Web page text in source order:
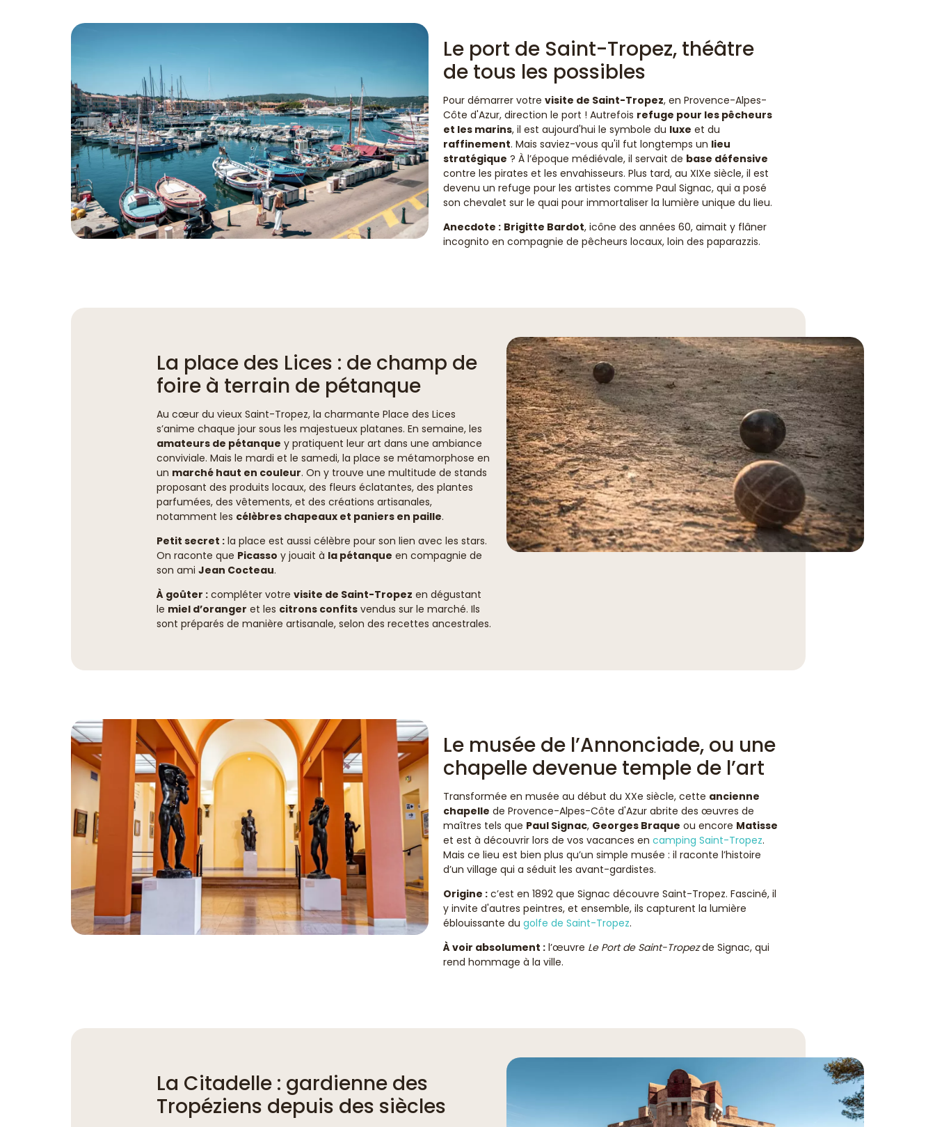
Le port de Saint-Tropez, théâtre
de tous les possibles
Pour démarrer votre visite de Saint-Tropez, en Provence-Alpes-
Côte d'Azur, direction le port ! Autrefois refuge pour les pêcheurs
et les marins, il est aujourd'hui le symbole du luxe et du
raffinement. Mais saviez-vous qu'il fut longtemps un lieu
stratégique ? À l’époque médiévale, il servait de base défensive
contre les pirates et les envahisseurs. Plus tard, au XIXe siècle, il est
devenu un refuge pour les artistes comme Paul Signac, qui a posé
son chevalet sur le quai pour immortaliser la lumière unique du lieu.
Anecdote : Brigitte Bardot, icône des années 60, aimait y flâner
incognito en compagnie de pêcheurs locaux, loin des paparazzis.
La place des Lices : de champ de
foire à terrain de pétanque
Au cœur du vieux Saint-Tropez, la charmante Place des Lices
s’anime chaque jour sous les majestueux platanes. En semaine, les
amateurs de pétanque y pratiquent leur art dans une ambiance
conviviale. Mais le mardi et le samedi, la place se métamorphose en
un marché haut en couleur. On y trouve une multitude de stands
proposant des produits locaux, des fleurs éclatantes, des plantes
parfumées, des vêtements, et des créations artisanales,
notamment les célèbres chapeaux et paniers en paille.
Petit secret :la place est aussi célèbre pour son lien avec les stars.
On raconte que Picasso y jouait à la pétanque en compagnie de
son ami Jean Cocteau.
À goûter :compléter votre visite de Saint-Tropez en dégustant
le miel d’oranger et les citrons confitsvendus sur le marché. Ils
sont préparés de manière artisanale, selon des recettes ancestrales.
Le musée de l’Annonciade, ou une
chapelle devenue temple de l’art
Transformée en musée au début du XXe siècle, cette ancienne
chapelle de Provence-Alpes-Côte d'Azur abrite des œuvres de
maîtres tels que Paul Signac, Georges Braque ou encore Matisse
et est à découvrir lors de vos vacances en camping Saint-Tropez.
Mais ce lieu est bien plus qu’un simple musée : il raconte l’histoire
d’un village qui a séduit les avant-gardistes.
Origine : c’est en 1892 que Signac découvre Saint-Tropez. Fasciné, il
y invite d'autres peintres, et ensemble, ils capturent la lumière
éblouissante du golfe de Saint-Tropez.
À voir absolument : l’œuvre Le Port de Saint-Tropezde Signac, qui
rend hommage à la ville.
La Citadelle : gardienne des
Tropéziens depuis des siècles